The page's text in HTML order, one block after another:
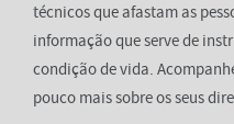
técnicos que afastam as
informação que serve de
condição de vida.
pouco mais sobre os seus